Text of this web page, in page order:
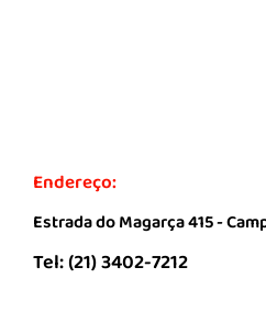
Endereço:
Estrada do Magarça 415 -
Tel: (21) 3402-7212